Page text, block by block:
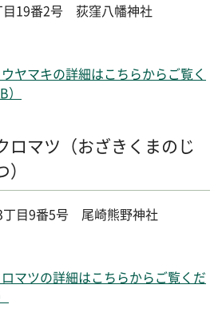
目19番2号 荻窪八幡神社
ヤマキの詳細はこちらからご覧く
ロマツ（おざきくまのじ
丁目9番5号 尾崎熊野神社
マツの詳細はこちらからご覧くだ